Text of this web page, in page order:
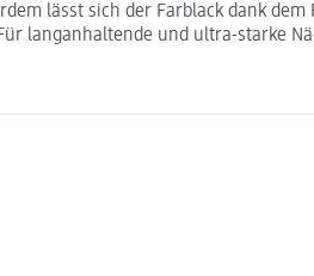
lässt sich der Farblack dank
langanhaltende und ultra-starke